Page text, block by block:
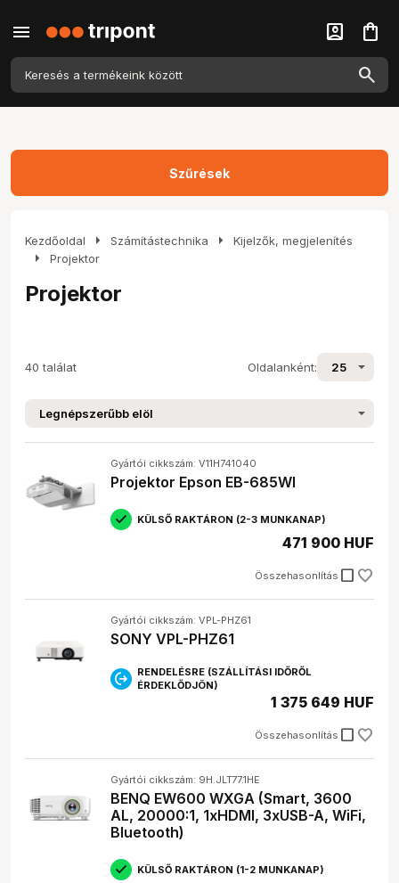
menu account_box shopping_bag
Kezdőoldal arrow_right Számítástechnika arrow_right Kijelzők, megjelenítés
arrow_right Projektor
Projektor
40 találat Oldalanként:
Gyártói cikkszám: V11H741040
Projektor Epson EB-685WI
KÜLSŐ RAKTÁRON (2-3 MUNKANAP)
Összehasonlítás check_box_outline_blank
471 900 HUF
Gyártói cikkszám: VPL-PHZ61
SONY VPL-PHZ61
RENDELÉSRE (SZÁLLÍTÁSI IDŐRŐL
ÉRDEKLŐDJÖN)
Összehasonlítás check_box_outline_blank
1 375 649 HUF
Gyártói cikkszám: 9H.JLT77.1HE
BENQ EW600 WXGA (Smart, 3600
AL, 20000:1, 1xHDMI, 3xUSB-A, WiFi,
Bluetooth)
KÜLSŐ RAKTÁRON (1-2 MUNKANAP)
Szűrések